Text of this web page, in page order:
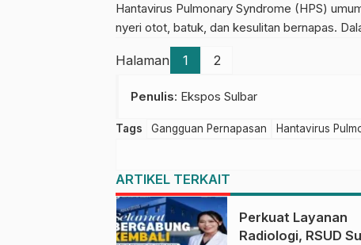
Hantavirus Pulmonary Syndrome (HPS)
nyeri otot, batuk, dan kesulitan bernapas.
Halaman 1 2
Penulis: Ekspos Sulbar
Tags Gangguan Pernapasan Hantavirus
ARTIKEL TERKAIT
Perkuat Layanan
Radiologi, RSUD